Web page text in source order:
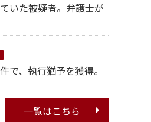
いた被疑者。弁護士が
で、執行猶予を獲得。
一覧はこちら